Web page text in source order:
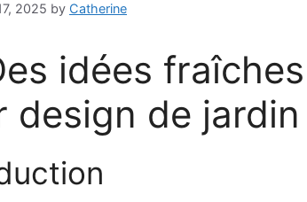
2025 by Catherine
idées
design de